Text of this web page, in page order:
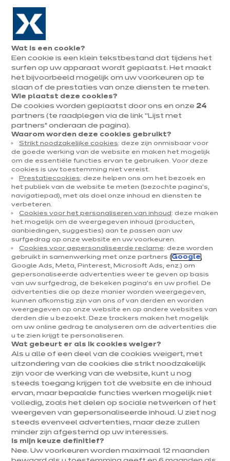
Naar de navigatie gaan
Naar de hoofdinhoud gaan
Menu
openen
winkels
Afspraak
maken
U
bevindt
zich
hier:
Home Onze keukens Per categorie Onze toonzaalkeukens Tv-Meubel -
Contact
Brochure downloaden
Afspraak maken
Keukens & inrichting
Onze keukens
Keukeninspiratie
Interieurs
Jouw project
Over ixina
Werken bij ixina
Nieuwsbrief
Ontdek al ons nieuws
Wat is een cookie?
Een cookie is een klein tekstbestand dat tijdens het
surfen op uw apparaat wordt geplaatst. Het maakt
het bijvoorbeeld mogelijk om uw voorkeuren op te
slaan of de prestaties van onze diensten te meten.
Wie plaatst deze cookies?
De cookies worden geplaatst door ons en onze 24
partners (te raadplegen via de link “Lijst met
partners” onderaan de pagina).
Waarom worden deze cookies gebruikt?
Strikt noodzakelijke cookies: deze zijn onmisbaar voor
de goede werking van de website en maken het mogelijk
om de essentiële functies ervan te gebruiken. Voor deze
cookies is uw toestemming niet vereist.
Prestatiecookies: deze helpen ons om het bezoek en
het publiek van de website te meten (bezochte pagina's,
navigatiepad), met als doel onze inhoud en diensten te
verbeteren.
Cookies voor het personaliseren van inhoud : deze maken
het mogelijk om de weergegeven inhoud (producten,
aanbiedingen, suggesties) aan te passen aan uw
surfgedrag op onze website en uw voorkeuren.
Cookies voor gepersonaliseerde reclame: deze worden
gebruikt in samenwerking met onze partners (Google,
Google Ads, Meta, Pinterest, Microsoft Ads, enz.) om
gepersonaliseerde advertenties weer te geven op basis
van uw surfgedrag, de bekeken pagina's en uw profiel. De
advertenties die op deze manier worden weergegeven,
kunnen afkomstig zijn van ons of van derden en worden
weergegeven op onze website en op andere websites van
derden die u bezoekt. Deze trackers maken het mogelijk
om uw online gedrag te analyseren om de advertenties die
u te zien krijgt te personaliseren.
Wat gebeurt er als ik cookies weiger?
Als u alle of een deel van de cookies weigert, met
uitzondering van de cookies die strikt noodzakelijk
zijn voor de werking van de website, kunt u nog
steeds toegang krijgen tot de website en de inhoud
ervan, maar bepaalde functies werken mogelijk niet
volledig, zoals het delen op sociale netwerken of het
weergeven van gepersonaliseerde inhoud. U ziet nog
steeds evenveel advertenties, maar deze zullen
minder zijn afgestemd op uw interesses.
Is mijn keuze definitief?
Nee. Uw voorkeuren worden maximaal 12 maanden